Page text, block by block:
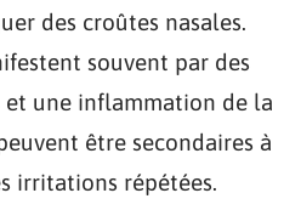
des croûtes nasales.
souvent par des
et une inflammation de la
être secondaires à
irritations répétées.